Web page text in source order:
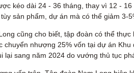
kéo dài 24 - 36 tháng, thay vì 12 -
sản phẩm, dự án mà có thể giảm 3-
cũng cho biết, tập đoàn có thể
chuyển nhượng 25% vốn tại dự án
lại sang năm 2024 do vướng thủ tục